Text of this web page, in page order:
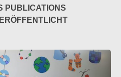
PUBLICATIONS